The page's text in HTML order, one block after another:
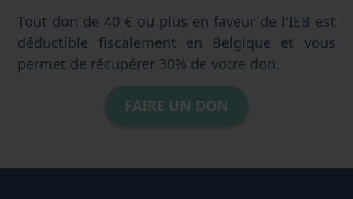
Tout don de 40 € ou plus en faveur de l'IEB est
déductible fiscalement en Belgique et vous
permet de récupérer 30% de votre don.
FAIRE UN DON